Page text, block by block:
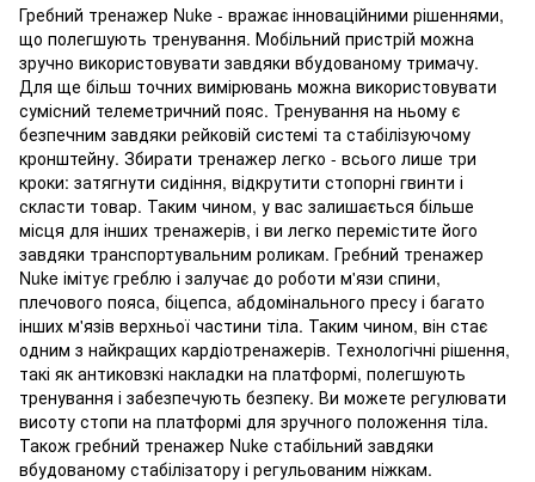
Гребний тренажер Nuke - вражає інноваційними рішеннями,
що полегшують тренування. Мобільний пристрій можна
зручно використовувати завдяки вбудованому тримачу.
Для ще більш точних вимірювань можна використовувати
сумісний телеметричний пояс. Тренування на ньому є
безпечним завдяки рейковій системі та стабілізуючому
кронштейну. Збирати тренажер легко - всього лише три
кроки: затягнути сидіння, відкрутити стопорні гвинти і
скласти товар. Таким чином, у вас залишається більше
місця для інших тренажерів, і ви легко перемістите його
завдяки транспортувальним роликам. Гребний тренажер
Nuke імітує греблю і залучає до роботи м'язи спини,
плечового пояса, біцепса, абдомінального пресу і багато
інших м'язів верхньої частини тіла. Таким чином, він стає
одним з найкращих кардіотренажерів. Технологічні рішення,
такі як антиковзкі накладки на платформі, полегшують
тренування і забезпечують безпеку. Ви можете регулювати
висоту стопи на платформі для зручного положення тіла.
Також гребний тренажер Nuke стабільний завдяки
вбудованому стабілізатору і регульованим ніжкам.